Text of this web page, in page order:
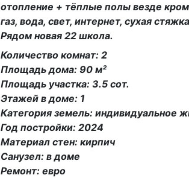
отопление + тёплые полы везде
газ, вода, свет, интернет, сухая
Рядом новая 22 школа.
Количество комнат: 2
Площадь дома: 90 м²
Площадь участка: 3.5 сот.
Этажей в доме: 1
Категория земель:
Год постройки: 2024
Материал стен: кирпич
Санузел: в доме
Ремонт: евро